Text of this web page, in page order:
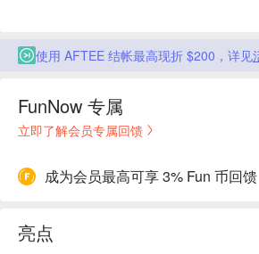
使用 AFTEE 结帐最高现折 $200，详见
FunNow 专属
立即了解会员专属回馈
成为会员最高可享 3% Fun 币回馈
亮点